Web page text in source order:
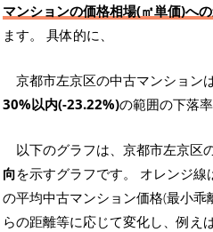
マンションの価格相場(㎡単価)へ
ます。 具体的に、
京都市左京区の中古マンションは
30%以内(-23.22%)の範囲の下落率
以下のグラフは、京都市左京区
向を示すグラフです。 オレンジ
の平均中古マンション価格(最小
らの距離等に応じて変化し、例え